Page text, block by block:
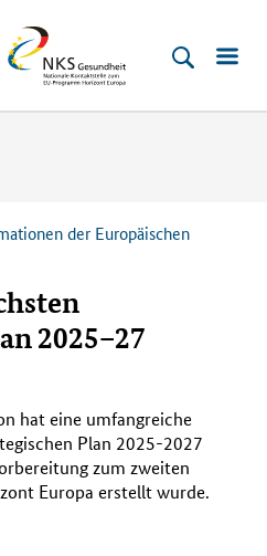
NKS
Gesundheit
der Europäischen
2025–27
hat eine umfangreiche
Plan 2025-2027
zum zweiten
Europa erstellt wurde.